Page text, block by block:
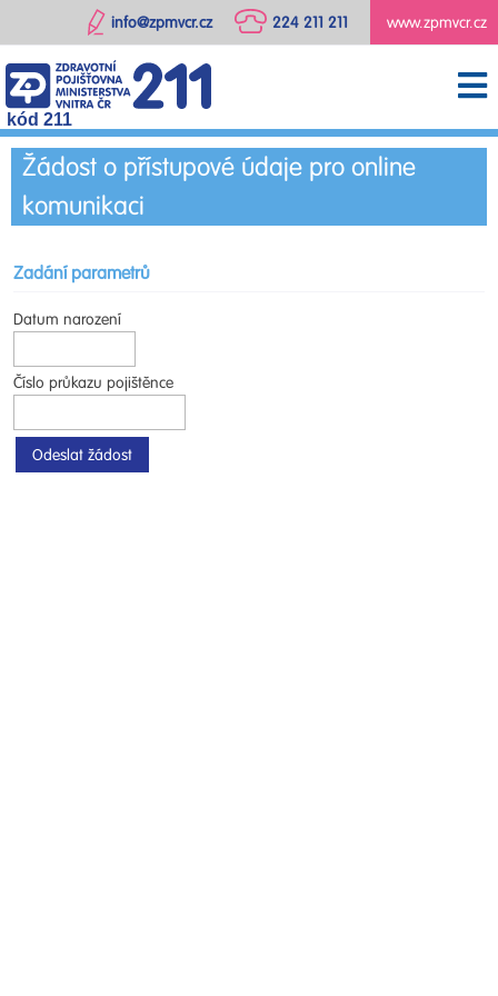
www.zpmvcr.cz
224 211 211
info@zpmvcr.cz
kód 211
Žádost o přístupové údaje pro online
komunikaci
Zadání parametrů
Datum narození
Číslo průkazu pojištěnce